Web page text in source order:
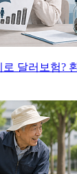
로 달러보험?